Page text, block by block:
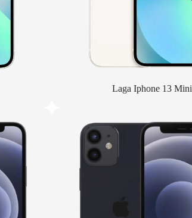
Laga Iphone 13 Mini